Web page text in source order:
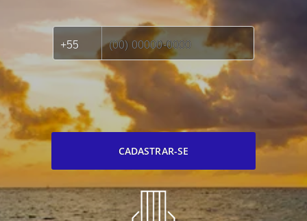
CADASTRAR-SE